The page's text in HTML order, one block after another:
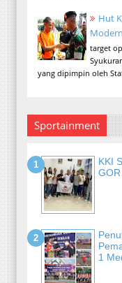
Hut
target
yang dipimpin oleh
Sportainment
KKI
1